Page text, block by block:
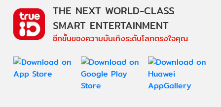
THE NEXT WORLD-CLASS
SMART ENTERTAINMENT
อีกขั้นของความบันเทิงระดับโลกตรงใจคุณ